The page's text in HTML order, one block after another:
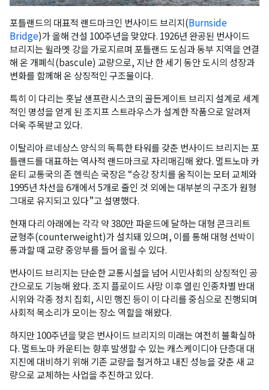
포틀랜드의 대표적 랜드마크인 번사이드 브리지(Burnside
Bridge)가 올해 건설 100주년을 맞았다. 1926년 완공된 번사이드
브리지는 윌라멧 강을 가로지르며 포틀랜드 도심과 동부 지역을 연결
해 온 개폐식(bascule) 교량으로, 지난 한 세기 동안 도시의 성장과
변화를 함께해 온 상징적인 구조물이다.
특히 이 다리는 훗날 샌프란시스코의 골든게이트 브리지 설계로 세계
적인 명성을 얻게 된 조지프 스트라우스가 설계한 작품으로 알려져
더욱 주목받고 있다.
이탈리아 르네상스 양식의 독특한 타워를 갖춘 번사이드 브리지는 포
틀랜드를 대표하는 역사적 랜드마크로 자리매김해 왔다. 멀트노마 카
운티 교통국의 존 헨릭슨 국장은 “승강 장치를 움직이는 모터 교체와
1995년 차선을 6개에서 5개로 줄인 것 외에는 대부분의 구조가 원형
그대로 유지되고 있다”고 설명했다.
현재 다리 아래에는 각각 약 380만 파운드에 달하는 대형 콘크리트
균형추(counterweight)가 설치돼 있으며, 이를 통해 대형 선박이
통과할 때 교량 중앙부를 들어 올릴 수 있다.
번사이드 브리지는 단순한 교통시설을 넘어 시민사회의 상징적인 공
간으로도 기능해 왔다. 조지 플로이드 사망 이후 열린 인종차별 반대
시위와 각종 정치 집회, 시민 행진 등이 이 다리를 중심으로 진행되며
사회적 목소리가 모이는 장소 역할을 해왔다.
하지만 100주년을 맞은 번사이드 브리지의 미래는 여전히 불확실하
다. 멀트노마 카운티는 향후 발생할 수 있는 캐스케이디아 단층대 대
지진에 대비하기 위해 기존 교량을 철거하고 내진 성능을 갖춘 새 교
량으로 교체하는 사업을 추진하고 있다.